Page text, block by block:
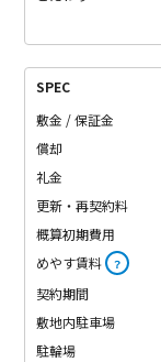
SPEC
敷金 / 保証金
償却
礼金
更新・再契約料
概算初期費用
めやす賃料 ？
契約期間
敷地内駐車場
駐輪場